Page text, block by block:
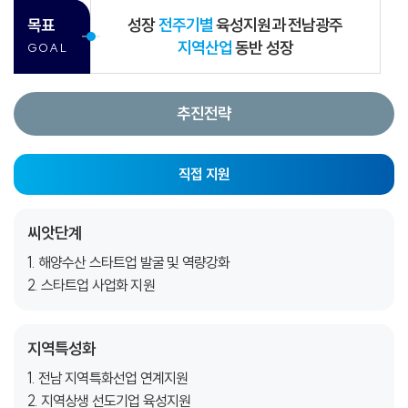
목표
GOAL
성장전주기별육성지원과 전남광주
지역산업동반 성장
추진전략
직접 지원
씨앗단계
1. 해양수산 스타트업 발굴 및 역량강화
2. 스타트업 사업화 지원
지역특성화
1. 전남 지역특화선업 연계지원
2. 지역상생 선도기업 육성지원